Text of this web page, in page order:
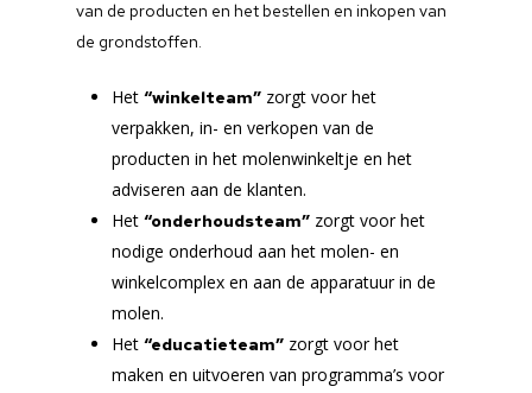
van de producten en het bestellen en inkopen van
de grondstoffen.
Het“winkelteam” zorgt voor het
verpakken, in- en verkopen van de
producten in het molenwinkeltje en het
adviseren aan de klanten.
Het“onderhoudsteam” zorgt voor het
nodige onderhoud aan het molen- en
winkelcomplex en aan de apparatuur in de
molen.
Het“educatieteam” zorgt voor het
maken en uitvoeren van programma’s voor
Nieuws
Producten
Recepten
Voorbewerking
Maalmethoden
Geschiedenis
Brielse molens van
tot heden
Korte omschrijving
Het begin van de
molenstichting
VPR Molendag
Vrijwilligers
Contact